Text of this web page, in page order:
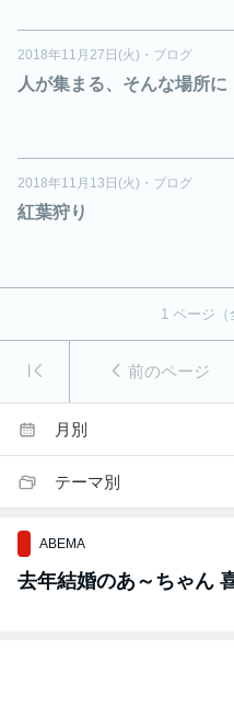
2018年11月27日(火) ・ ブログ
人が集まる、そんな場所に
2018年11月13日(火) ・ ブログ
紅葉狩り
1ページ（
前のページ
月別
テーマ別
ABEMA
去年結婚のあ～ちゃん